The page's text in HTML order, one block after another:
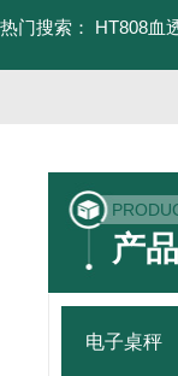
热门搜索： HT808血
产
电子桌秤